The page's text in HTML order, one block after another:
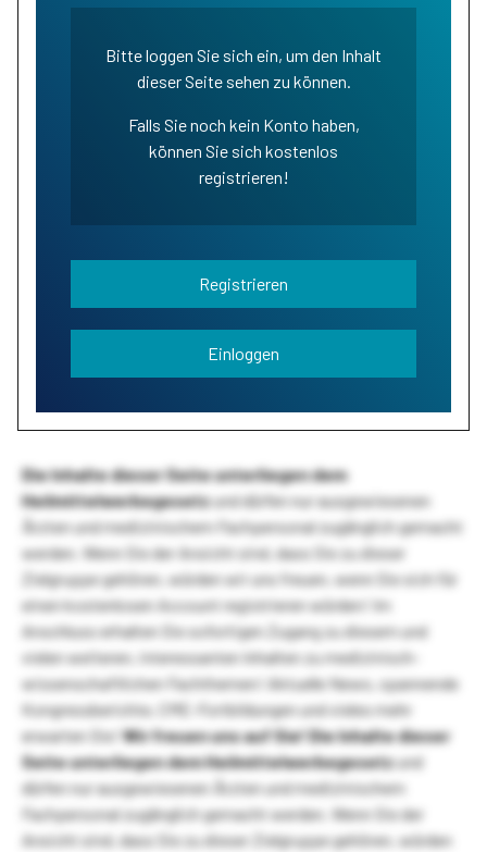
Bitte loggen Sie sich ein, um den Inhalt
dieser Seite sehen zu können.
Falls Sie noch kein Konto haben,
können Sie sich kostenlos
registrieren!
Registrieren
Einloggen
Die Inhalte dieser Seite unterliegen dem
Heilmittelwerbegesetzund dürfen nur ausgewiesenen
Ärzten und medizinischem Fachpersonal zugänglich gemacht
werden. Wenn Sie der Ansicht sind, dass Sie zu dieser
Zielgruppe gehören, würden wir uns freuen, wenn Sie sich für
einen kostenlosen Account registrieren würden! Im
Anschluss erhalten Sie sofortigen Zugang zu diesem und
vielen weiteren, interessanten Inhalten zu medizinisch-
wissenschaftlichen Fachthemen! Aktuelle News, spannende
Kongressberichte, CME-Fortbildungen und vieles mehr
erwarten Sie!Wir freuen uns auf Sie!Die Inhalte dieser
Seite unterliegen dem Heilmittelwerbegesetzund
dürfen nur ausgewiesenen Ärzten und medizinischem
Fachpersonal zugänglich gemacht werden. Wenn Sie der
Ansicht sind, dass Sie zu dieser Zielgruppe gehören, würden